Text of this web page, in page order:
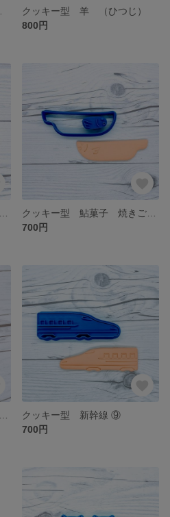
クッキー型 羊 （ひつじ）
800円
700円
クッキー型 新幹線 ⑨
700円